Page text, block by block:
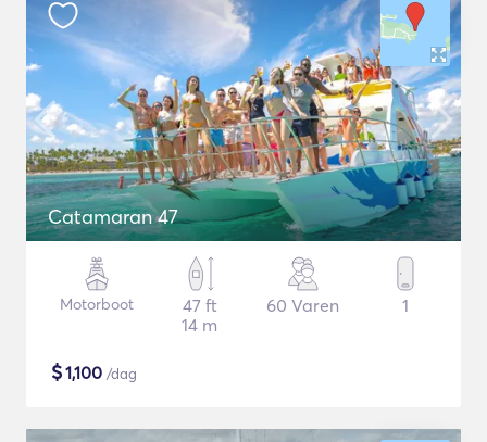
Catamaran 47
Motorboot
47 ft
14 m
60 Varen 1
$1,100 /dag